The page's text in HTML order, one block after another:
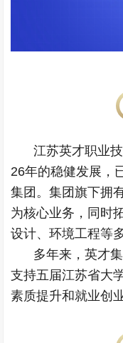
江苏英才职业
26年的稳健发展，
集团。集团旗下拥
为核心业务，同时
设计、环境工程等
多年来，英才
支持五届江苏省大
素质提升和就业创